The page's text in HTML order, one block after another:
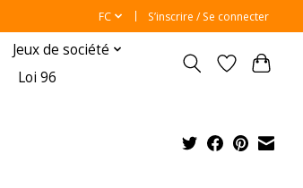
FC S’inscrire / Se connecter
Jeux de société
Loi 96